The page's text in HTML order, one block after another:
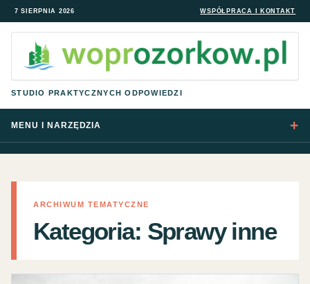
7 SIERPNIA 2026 WSPÓŁPRACA I KONTAKT
STUDIO PRAKTYCZNYCH ODPOWIEDZI
MENU I NARZĘDZIA
ARCHIWUM TEMATYCZNE
Kategoria: Sprawy inne